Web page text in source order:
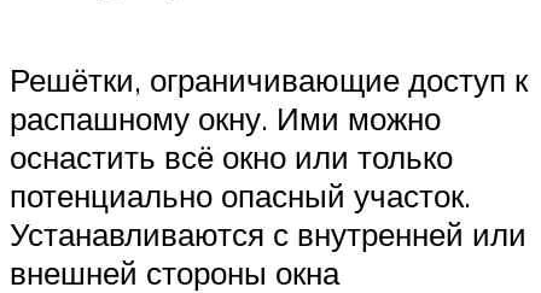
Решётки, ограничивающие доступ к
распашному окну. Ими можно
оснастить всё окно или только
потенциально опасный участок.
Устанавливаются с внутренней или
внешней стороны окна